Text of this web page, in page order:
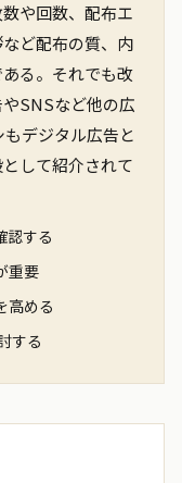
や回数、配布エ
ど配布の質、内
る。それでも改
SNSなど他の広
デジタル広告と
して紹介されて
認する
重要
高める
する